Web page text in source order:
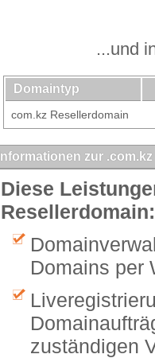
...und
Domaintyp
com.kz Resellerdomain
Informationen zur
Diese
Resellerdomain:
Domains per
zuständigen